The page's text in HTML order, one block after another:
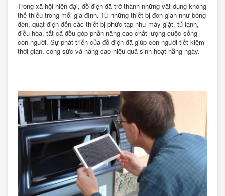
Trong xã hội hiện đại, đồ điện đã trở thành những vật dụng không
thể thiếu trong mỗi gia đình. Từ những thiết bị đơn giản như bóng
đèn, quạt điện đến các thiết bị phức tạp như máy giặt, tủ lạnh,
điều hòa, tất cả đều góp phần nâng cao chất lượng cuộc sống
con người. Sự phát triển của đồ điện đã giúp con người tiết kiệm
thời gian, công sức và nâng cao hiệu quả sinh hoạt hằng ngày.